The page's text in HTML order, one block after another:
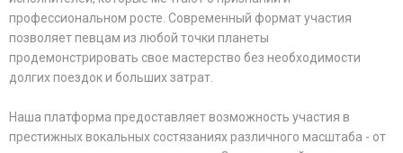
профессиональном росте. Современный формат участия
позволяет певцам из любой точки планеты
продемонстрировать свое мастерство без необходимости
долгих поездок и больших затрат.
Наша платформа предоставляет возможность участия в
престижных вокальных состязаниях различного масштаба - от